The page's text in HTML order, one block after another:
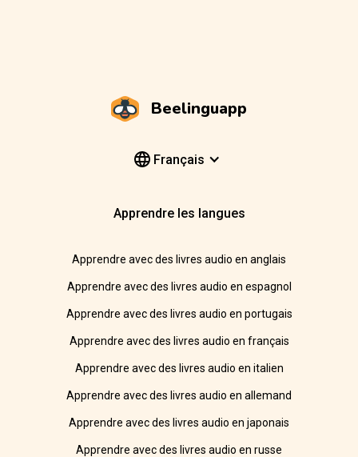
Beelinguapp
Français
Apprendre les langues
Apprendre avec des livres audio en anglais
Apprendre avec des livres audio en espagnol
Apprendre avec des livres audio en portugais
Apprendre avec des livres audio en français
Apprendre avec des livres audio en italien
Apprendre avec des livres audio en allemand
Apprendre avec des livres audio en japonais
Apprendre avec des livres audio en russe